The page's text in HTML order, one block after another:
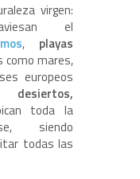
virgen:
el
, playas
como mares,
europeos
toda la
siendo
todas las